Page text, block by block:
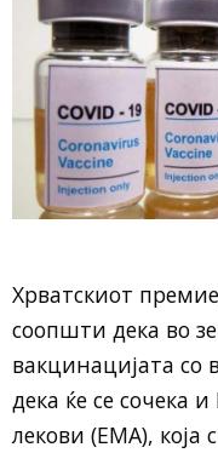
Хрватскиот
соопшти дека во
вакцинацијата со
дека ќе се сочека
лекови (ЕМА), која